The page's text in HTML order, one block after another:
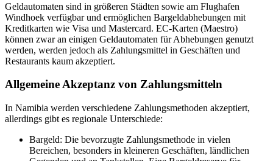
Geldautomaten sind in größeren Städten sowie am Flughafen
Windhoek verfügbar und ermöglichen Bargeldabhebungen mit
Kreditkarten wie Visa und Mastercard. EC-Karten (Maestro)
können zwar an einigen Geldautomaten für Abhebungen genutzt
werden, werden jedoch als Zahlungsmittel in Geschäften und
Restaurants kaum akzeptiert.
Allgemeine Akzeptanz von Zahlungsmitteln
In Namibia werden verschiedene Zahlungsmethoden akzeptiert,
allerdings gibt es regionale Unterschiede:
Bargeld: Die bevorzugte Zahlungsmethode in vielen
Bereichen, besonders in kleineren Geschäften, ländlichen